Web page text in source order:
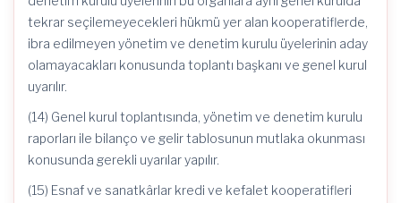
tekrar seçilemeyecekleri hükmü yer alan kooperatiflerde,
ibra edilmeyen yönetim ve denetim kurulu üyelerinin aday
olamayacakları konusunda toplantı başkanı ve genel kurul
uyarılır.
(14) Genel kurul toplantısında, yönetim ve denetim kurulu
raporları ile bilanço ve gelir tablosunun mutlaka okunması
konusunda gerekli uyarılar yapılır.
(15) Esnaf ve sanatkârlar kredi ve kefalet kooperatifleri